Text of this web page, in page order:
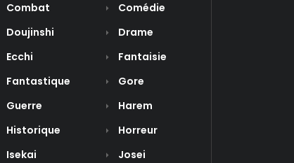
Combat
Comédie
Doujinshi
Drame
Ecchi
Fantaisie
Fantastique
Gore
Guerre
Harem
Historique
Horreur
Isekai
Josei